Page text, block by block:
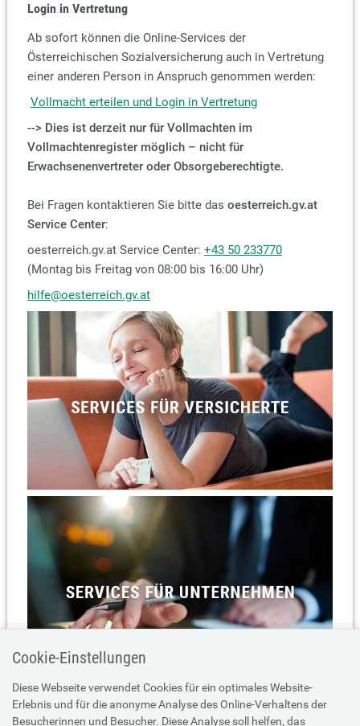
Login in Vertretung
Ab sofort können die Online-Services der
Österreichischen Sozialversicherung auch in Vertretung
einer anderen Person in Anspruch genommen werden:
Vollmacht erteilen und Login in Vertretung
--> Dies ist derzeit nur für Vollmachten im
Vollmachtenregister möglich – nicht für
Erwachsenenvertreter oder Obsorgeberechtigte.
Bei Fragen kontaktieren Sie bitte das oesterreich.gv.at
Service Center:
oesterreich.gv.at Service Center: +43 50 233770
(Montag bis Freitag von 08:00 bis 16:00 Uhr)
hilfe@oesterreich.gv.at
Cookie-Einstellungen
Diese Webseite verwendet Cookies für ein optimales Website-
Erlebnis und für die anonyme Analyse des Online-Verhaltens der
Besucherinnen und Besucher. Diese Analyse soll helfen, das